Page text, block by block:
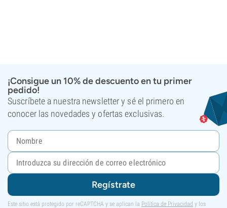
¡Consigue un 10% de descuento en tu primer
pedido!
Suscríbete a nuestra newsletter y sé el primero en
conocer las novedades y ofertas exclusivas.
Regístrate
Este sitio está protegido por reCAPTCHA y se aplican la Política de Privacidad y los